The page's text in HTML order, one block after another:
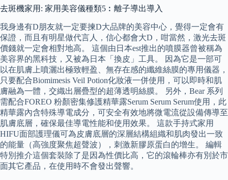
去斑機家用: 家用美容儀種類5︰離子導出導入
我身邊有D朋友就一定要揀D大品牌的美容中心，覺得一定會有
保證，而且有明星做代言人，信心都會大D，咁當然，激光去斑
價錢就一定會相對地高。 這個由日本est推出的噴膜器曾被稱為
美容界的黑科技，又被為日本「換皮」工具。 因為它是一部可
以在肌膚上噴灑出極致輕盈、無存在感的纖維絲膜的專用儀器，
只要配合Biomimesis Veil Potion化妝液一併使用，可以即時和肌
膚融為一體，交織出層疊型的超薄透明絲膜。 另外，Bear 系列
需配合FOREO 粉顏密集修護精華露Serum Serum Serum使用，此
精華露內含特殊導電成分，可安全有效地將微電流從設備傳導至
肌膚底層，確保最佳導電性能和使用效果。 這款手持式家用
HIFU面部護理儀可為皮膚底層的深層結構組織和肌肉發出一致
的能量（高強度聚焦超聲波），刺激新膠原蛋白的增生。 編輯
特別推介這個套裝除了是因為性價比高，它的滾輪棒亦有別於市
面其它產品，在使用時不會發出聲響。